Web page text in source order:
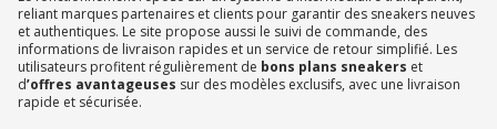
reliant marques partenaires et clients pour garantir des sneakers neuves
et authentiques. Le site propose aussi le suivi de commande, des
informations de livraison rapides et un service de retour simplifié. Les
utilisateurs profitent régulièrement de bons plans sneakers et
d’offres avantageuses sur des modèles exclusifs, avec une livraison
rapide et sécurisée.